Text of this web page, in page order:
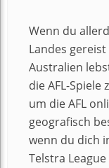
Wenn du
Landes
Australien
die AFL-Spiele
um die AFL
geografisch
wenn du dich
Telstra